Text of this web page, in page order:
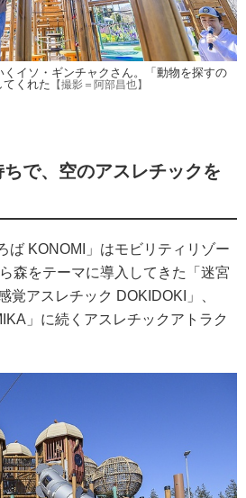
くイソ・ギンチャクさん。「動物を探すの
くれた 【撮影＝阿部昌也】
で、空のアスレチックを
ば KONOMI」はモビリティリゾー
森をテーマに導入してきた「迷宮
覚アスレチック DOKIDOKI」、
」に続くアスレチックアトラク